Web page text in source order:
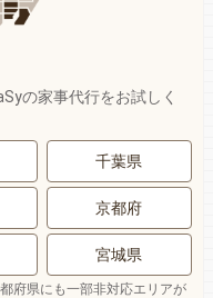
の家事代行をお試しく
千葉県
京都府
宮城県
府県にも一部非対応エリアが